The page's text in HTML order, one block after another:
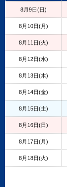
8月9日(日)
8月10日(月)
8月11日(火)
8月12日(水)
8月13日(木)
8月14日(金)
8月15日(土)
8月16日(日)
8月17日(月)
8月18日(火)